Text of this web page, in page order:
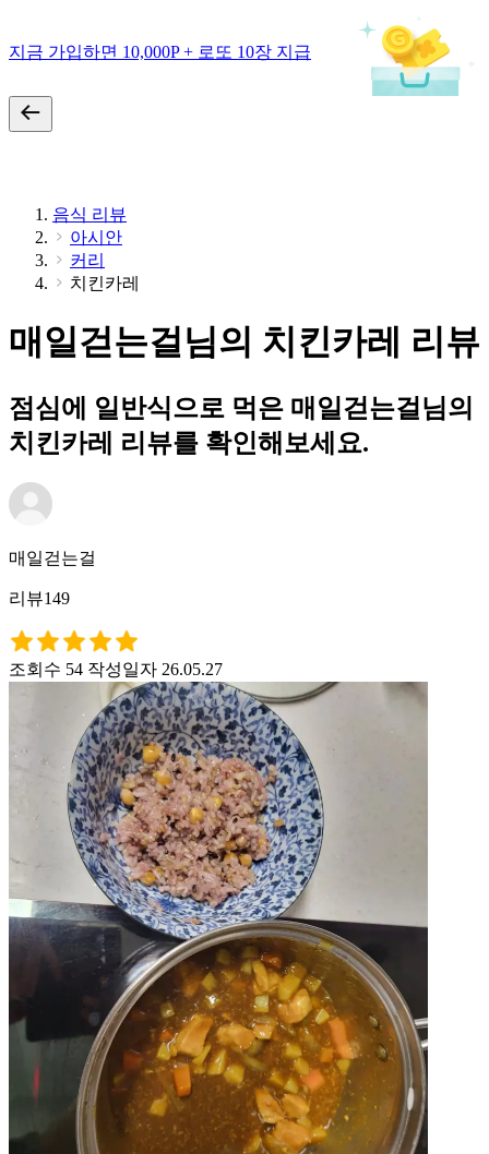
지금 가입하면 10,000P + 로또 10장 지급
음식 리뷰
아시안
커리
치킨카레
매일걷는걸님의 치킨카레 리뷰
점심에 일반식으로 먹은 매일걷는걸님의
치킨카레 리뷰를 확인해보세요.
매일걷는걸
리뷰149
조회수 54 작성일자 26.05.27